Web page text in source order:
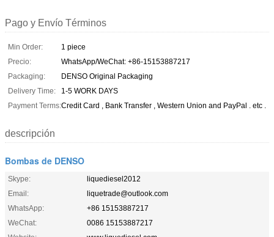
Pago y Envío Términos
Min Order:
1 piece
Precio:
WhatsApp/WeChat: +86-15153887217
Packaging:
DENSO Original Packaging
Delivery Time:
1-5 WORK DAYS
Payment Terms:Credit Card , Bank Transfer , Western Union and PayPal . etc .
descripción
Bombas de DENSO
Skype:
liquediesel2012
Email:
liquetrade@outlook.com
WhatsApp:
+86 15153887217
WeChat:
0086 15153887217